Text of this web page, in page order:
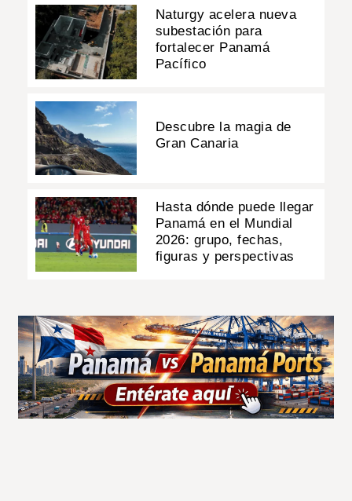
Naturgy acelera nueva
subestación para
fortalecer Panamá
Pacífico
Descubre la magia de
Gran Canaria
Hasta dónde puede llegar
Panamá en el Mundial
2026: grupo, fechas,
figuras y perspectivas